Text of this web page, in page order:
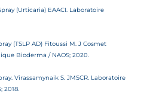
(Urticaria) EAACI. Laboratoire
(TSLP AD) Fitoussi M. J Cosmet
Bioderma / NAOS; 2020.
Virassamynaik S. JMSCR. Laboratoire
2018.